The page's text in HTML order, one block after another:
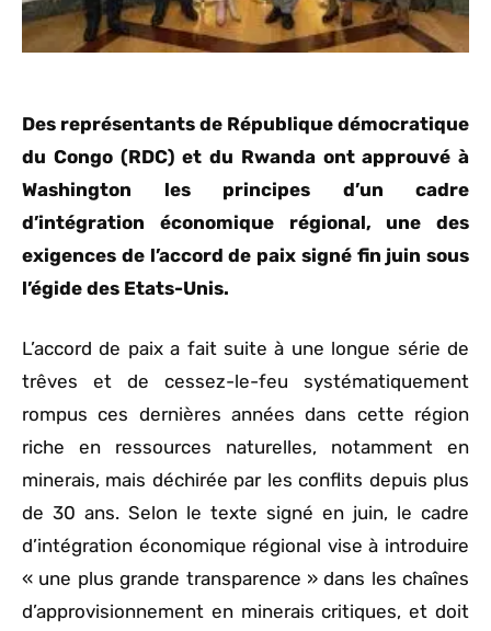
Des représentants de République démocratique
du Congo (RDC) et du Rwanda ont approuvé à
Washington les principes d’un cadre
d’intégration économique régional, une des
exigences de l’accord de paix signé fin juin sous
l’égide des Etats-Unis.
L’accord de paix a fait suite à une longue série de
trêves et de cessez-le-feu systématiquement
rompus ces dernières années dans cette région
riche en ressources naturelles, notamment en
minerais, mais déchirée par les conflits depuis plus
de 30 ans. Selon le texte signé en juin, le cadre
d’intégration économique régional vise à introduire
« une plus grande transparence » dans les chaînes
d’approvisionnement en minerais critiques, et doit